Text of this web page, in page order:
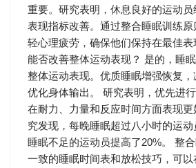
重要。研究表明，休息良好的运动员
表现指标改善。通过整合睡眠训练
轻心理疲劳，确保他们保持在最佳
能否改善整体运动表现？ 是的，睡
整体运动表现。优质睡眠增强恢复
优化身体输出。 研究表明，优先进
在耐力、力量和反应时间方面表现
究发现，每晚睡眠超过八小时的运
睡眠不足的运动员提高了20%。 整
一致的睡眠时间表和放松技巧，可